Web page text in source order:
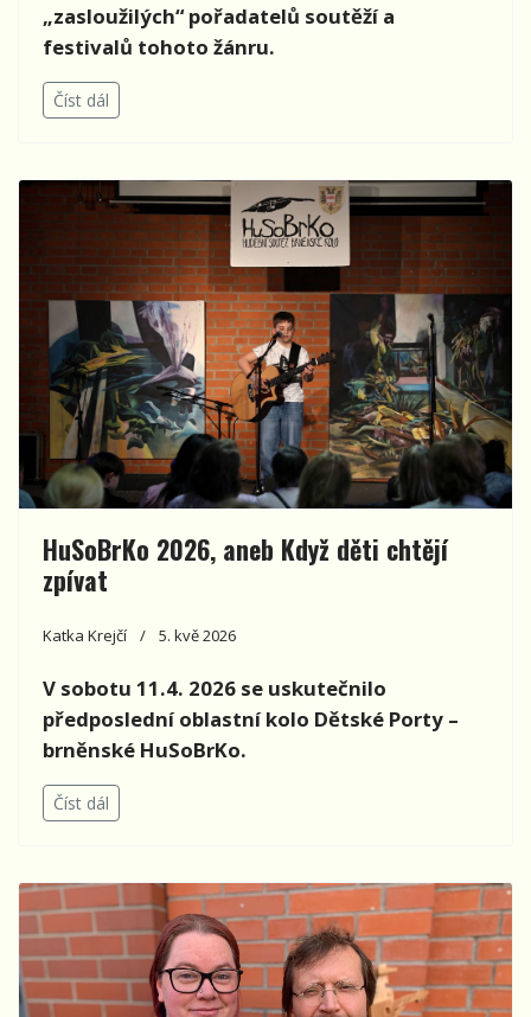
„zasloužilých“ pořadatelů soutěží a
festivalů tohoto žánru.
Číst dál
HuSoBrKo 2026, aneb Když děti chtějí
zpívat
Katka Krejčí 5. kvě 2026
V sobotu 11.4. 2026 se uskutečnilo
předposlední oblastní kolo Dětské Porty –
brněnské HuSoBrKo.
Číst dál